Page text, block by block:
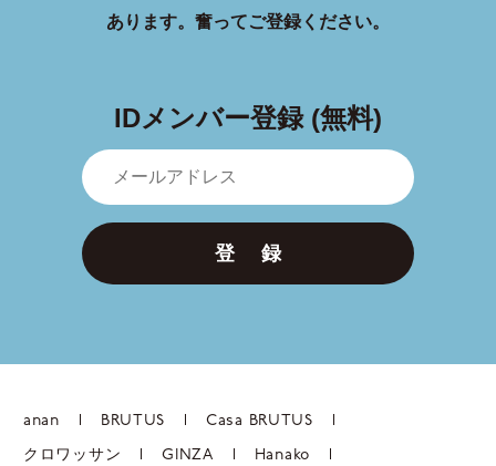
あります。 奮ってご登録ください。
IDメンバー登録 (無料)
登 録
anan BRUTUS Casa BRUTUS
クロワッサン GINZA Hanako